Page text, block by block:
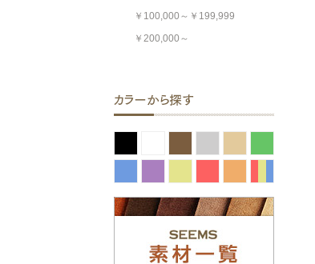
￥100,000～￥199,999
￥200,000～